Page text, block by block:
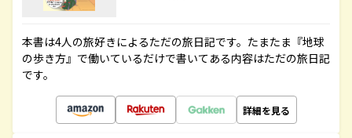
本書は4人の旅好きによるただの旅日記です。たまたま『地球
の歩き方』で働いているだけで書いてある内容はただの旅日記
です。
詳細を見る